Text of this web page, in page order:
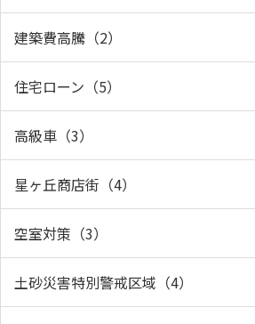
建築費高騰（2）
住宅ローン（5）
高級車（3）
星ヶ丘商店街（4）
空室対策（3）
土砂災害特別警戒区域（4）